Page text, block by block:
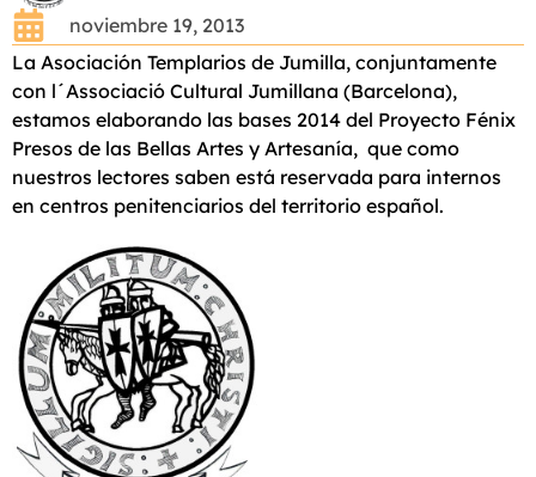
noviembre 19, 2013
La Asociación Templarios de Jumilla, conjuntamente
con l´Associació Cultural Jumillana (Barcelona),
estamos elaborando las bases 2014 del Proyecto Fénix
Presos de las Bellas Artes y Artesanía, que como
nuestros lectores saben está reservada para internos
en centros penitenciarios del territorio español.